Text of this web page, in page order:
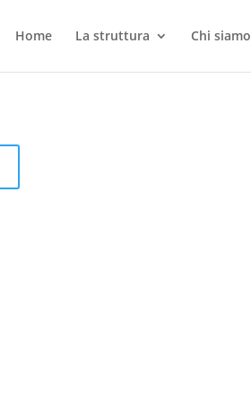
Home La struttura Chi siamo